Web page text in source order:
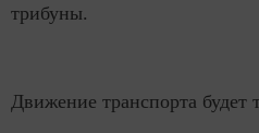
трибуны.
Движение транспорта будет